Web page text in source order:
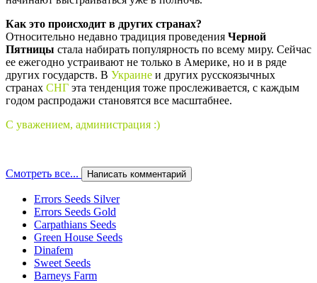
Как это происходит в других странах?
Относительно недавно традиция проведения Черной
Пятницы стала набирать популярность по всему миру. Сейчас
ее ежегодно устраивают не только в Америке, но и в ряде
других государств. В Украине и других русскоязычных
странах СНГ эта тенденция тоже прослеживается, с каждым
годом распродажи становятся все масштабнее.
С уважением, администрация :)
Смотреть все... Написать комментарий
Errors Seeds Silver
Errors Seeds Gold
Carpathians Seeds
Green House Seeds
Dinafem
Sweet Seeds
Barneys Farm